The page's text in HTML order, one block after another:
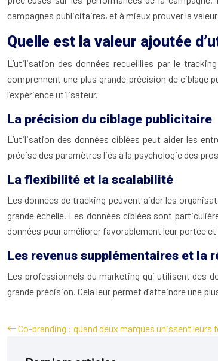
campagnes publicitaires, et à mieux prouver la
Quelle est la valeur ajoutée
L’utilisation des données recueillies par le
comprennent une plus grande précision de ciblage
l’expérience utilisateur.
La précision du ciblage publicitaire
L’utilisation des données ciblées peut aider les
précise des paramètres liés à la psychologie des
La flexibilité et la scalabilité
Les données de tracking peuvent aider les
grande échelle. Les données ciblées sont
données pour améliorer favorablement leur portée
Les revenus supplémentaires et la
Les professionnels du marketing qui utilisent des
grande précision. Cela leur permet d’atteindre une
Co-branding : quand deux marques unissent leurs